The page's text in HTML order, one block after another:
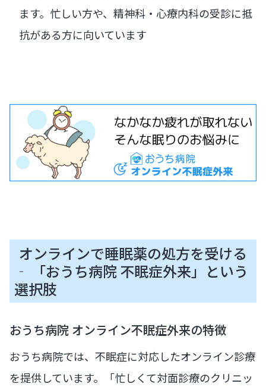
ます。忙しい方や、精神科・心療内科の受診に抵
抗がある方に向いています
オンラインで睡眠薬の処方を受ける
‐ 「おうち病院 不眠症外来」という
選択肢
おうち病院 オンライン不眠症外来の特徴
おうち病院では、不眠症に対応したオンライン診療
を提供しています。「忙しくて対面診療のクリニッ